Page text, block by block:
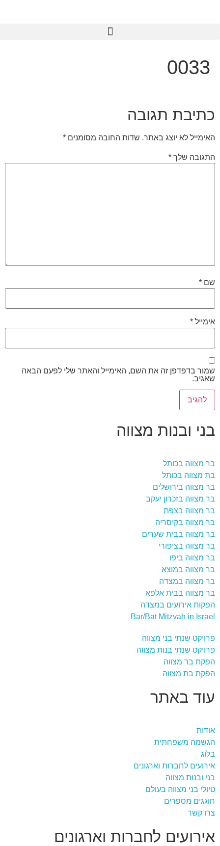
0033
כתיבת תגובה
האימייל לא יוצג באתר. שדות החובה מסומנים *
התגובה שלך *
שם *
אימייל *
שמור בדפדפן זה את השם, האימייל והאתר שלי לפעם הבאה
שאגיב.
בני ובנות מצווה
בר מצווה בכותל
בת מצווה בכותל
בר מצווה בירושלים
בר מצווה בזכרון יעקב
בר מצווה בצפת
בר מצווה בקיסריה
בר מצווה בבית שערים
בר מצווה בציפורי
בר מצווה ביפו
בר מצווה במוצא
בר מצווה במצדה
בר מצווה בבית אלפא
הפקות אירועים במצדה
Bar/Bat Mitzvah in Israel
פרויקט שנתי בני מצווה
פרויקט שנתי בנות מצווה
הפקת בר מצווה
הפקת בת מצווה
עוד באתר
אודות
הגשמה משפחתית
בלוג
אירועים לחברות וארגונים
בני ובנות מצווה
טיולי בני מצווה בעולם
חוגגים מספרים
צרו קשר
אירועים לחברות וארגונים